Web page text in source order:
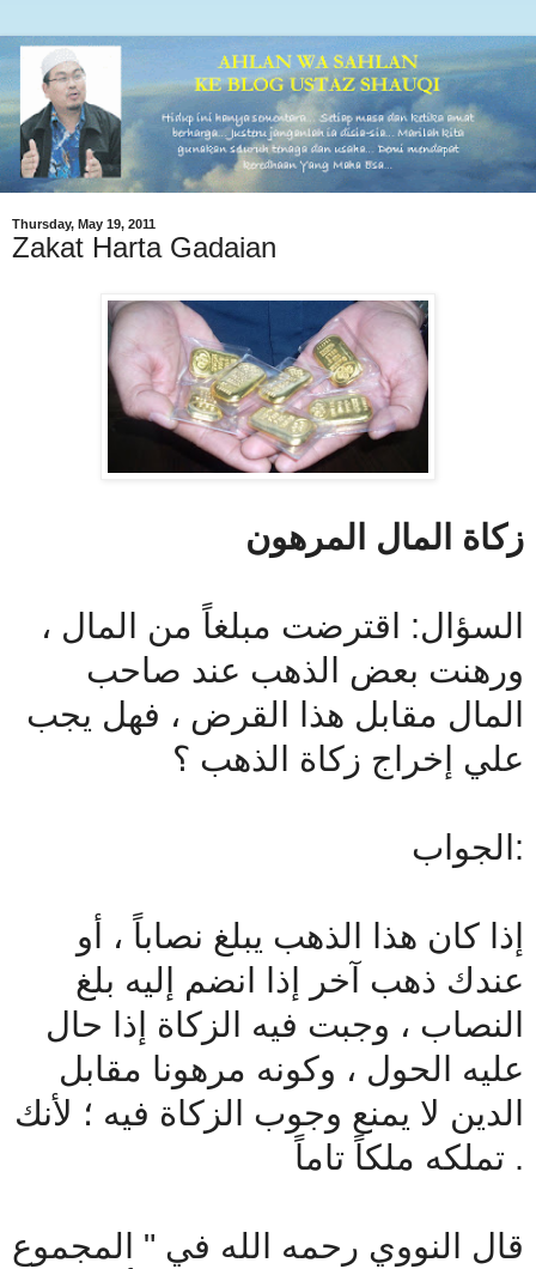
Thursday, May 19, 2011
Zakat Harta Gadaian
زكاة المال المرهون
السؤال: اقترضت مبلغاً من المال ،
ورهنت بعض الذهب عند صاحب
المال مقابل هذا القرض ، فهل يجب
علي إخراج زكاة الذهب ؟
الجواب:
إذا كان هذا الذهب يبلغ نصاباً ، أو
عندك ذهب آخر إذا انضم إليه بلغ
النصاب ، وجبت فيه الزكاة إذا حال
عليه الحول ، وكونه مرهونا مقابل
الدين لا يمنع وجوب الزكاة فيه ؛ لأنك
تملكه ملكاً تاماً .
قال النووي رحمه الله في " المجموع